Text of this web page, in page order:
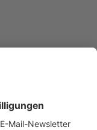
Busse zu
fahren.
auf